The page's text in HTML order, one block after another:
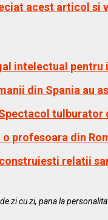
acest articol si
intelectual
din Spania au
Spectacol
profesoara din
relatii
zi cu zi, pana la